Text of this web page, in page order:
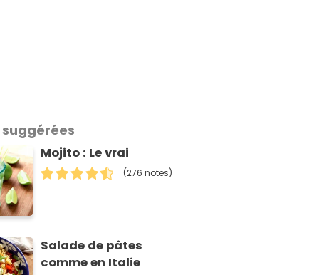
Mojito : Le vrai
(276 notes)
Salade de pâtes
comme en Italie